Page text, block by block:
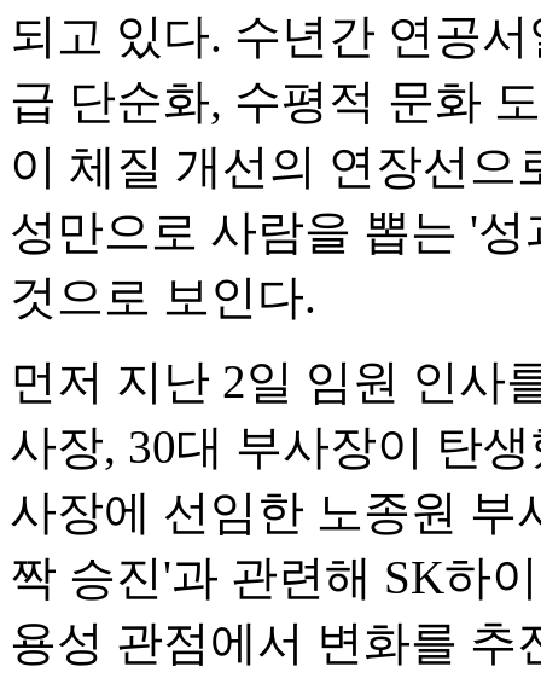
되고 있다. 수년간 연공
급 단순화, 수평적 문화
이 체질 개선의 연장선으
성만으로 사람을 뽑는 '
것으로 보인다.
먼저 지난 2일 임원 인사
사장, 30대 부사장이 탄
사장에 선임한 노종원 부
짝 승진'과 관련해 SK하
용성 관점에서 변화를 추